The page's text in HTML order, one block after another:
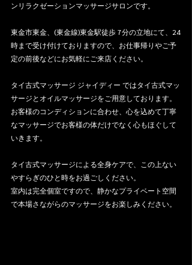
ンリラクゼーションマッサージサロンです。
東金市東金、(東金線)東金駅徒歩 7分の立地にて、24
時まで受け付けておりますので、お仕事帰りやご予
定の前後などにお気軽にご来店ください。
タイ古式マッサージ ジャイディー ではタイ古式マッ
サージとオイルマッサージをご用意しております。
お客様のコンディションに合わせ、心を込めて丁寧
なマッサージでお客様の体だけでなく心もほぐして
いきます。
タイ古式マッサージによる全身ケアで、この上ない
やすらぎのひと時をお過ごしください。
室内は完全個室ですので、静かなプライベート空間
で本場さながらのマッサージをお楽しみください。